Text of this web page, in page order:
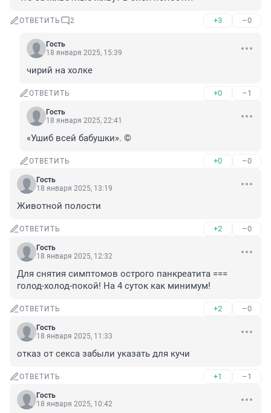
ОТВЕТИТЬ 2 +3 –0
Гость
18 января 2025, 15:39
чирий на холке
ОТВЕТИТЬ +0 –1
Гость
18 января 2025, 22:41
«Ушиб всей бабушки». ©
ОТВЕТИТЬ +0 –0
Гость
18 января 2025, 13:19
Животной полости
ОТВЕТИТЬ +2 –0
Гость
18 января 2025, 12:32
Для снятия симптомов острого панкреатита ===
голод-холод-покой! На 4 суток как минимум!
ОТВЕТИТЬ +2 –0
Гость
18 января 2025, 11:33
отказ от секса забыли указать для кучи
ОТВЕТИТЬ +1 –1
Гость
18 января 2025, 10:42